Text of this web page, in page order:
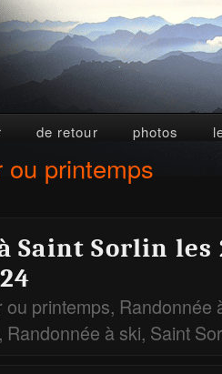
de retour photos
ou printemps
Saint Sorlin les
ou printemps, Randonnée
, Randonnée à ski, Saint